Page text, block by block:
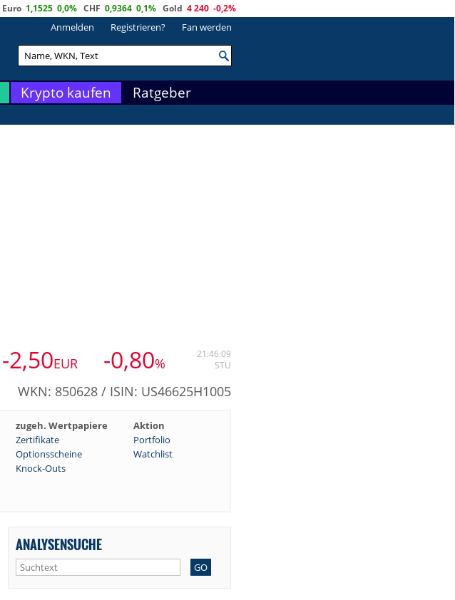
Euro 1,1525 0,0% CHF 0,9364 0,1% Gold 4 240 -0,2%
Anmelden Registrieren? Fan werden
Krypto kaufen Ratgeber
-2,50EUR -0,80%
21:46:09
STU
WKN: 850628 / ISIN: US46625H1005
zugeh. Wertpapiere
Aktion
Zertifikate
Portfolio
Optionsscheine
Watchlist
Knock-Outs
ANALYSENSUCHE
GO